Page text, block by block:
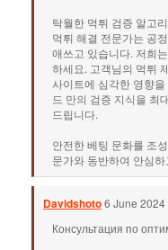
탁월한 먹튀 검증 알고
먹튀 해결 전문가는 공
애쓰고 있습니다. 저희
하세요. 고객님의 먹튀
사이트에 심각한 영향
드 만의 검증 지식을 최
드립니다.
안전한 베팅 문화를 조
문가와 동반하여 안심
Davidshoto6 June 2024
Консультация по